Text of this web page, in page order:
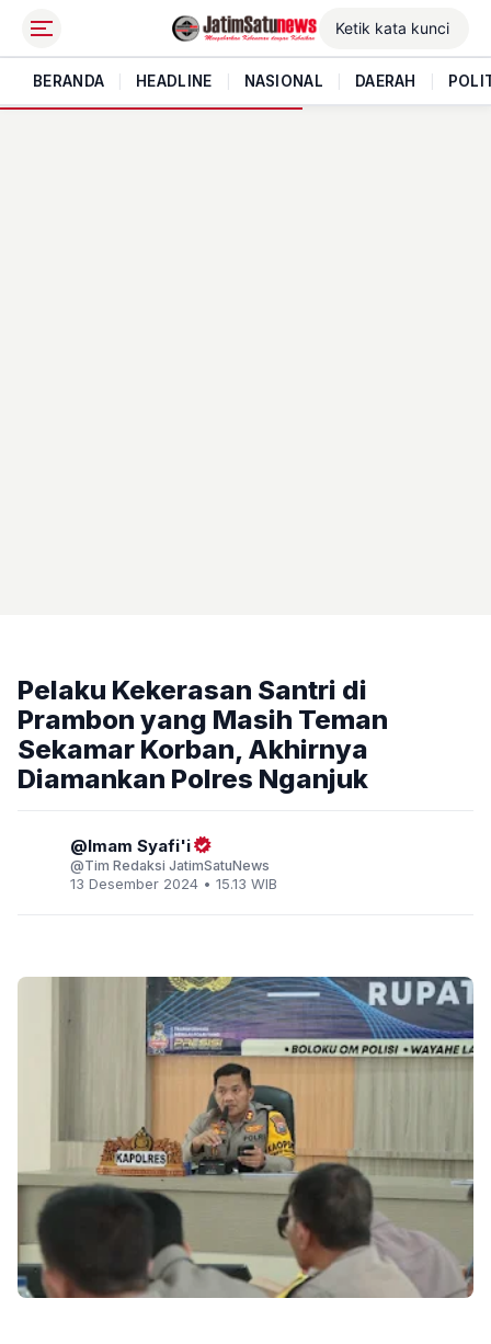
BERANDA HEADLINE NASIONAL DAERAH
Pelaku Kekerasan Santri di
Prambon yang Masih Teman
Sekamar Korban, Akhirnya
Diamankan Polres Nganjuk
Imam Syafi'i
Tim Redaksi JatimSatuNews
13 Desember 2024 • 15.13 WIB